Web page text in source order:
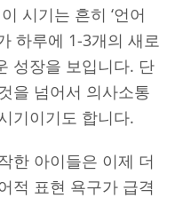
시기는 흔히 ‘언어
하루에 1-3개의 새로
성장을 보입니다. 단
을 넘어서 의사소통
기이기도 합니다.
한 아이들은 이제 더
적 표현 욕구가 급격